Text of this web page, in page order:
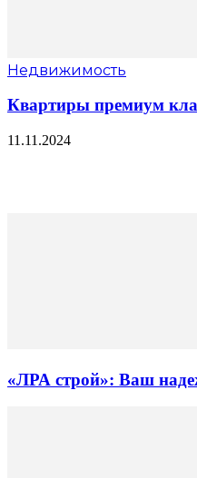
Недвижимость
Квартиры премиум
11.11.2024
«ЛРА строй»: Ваш